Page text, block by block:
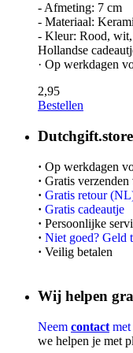
- Afmeting: 7 cm
- Materiaal:
- Kleur: Rood, wit,
Hollandse
· Op werkdagen
2,95
Bestellen
Dutchgift.store
· Op werkdagen
· Gratis
· Gratis retour
· Gratis cadeautje
· Persoonlijke
· Niet goed? Geld
· Veilig betalen
Wij helpen
Neem contact
we helpen je met